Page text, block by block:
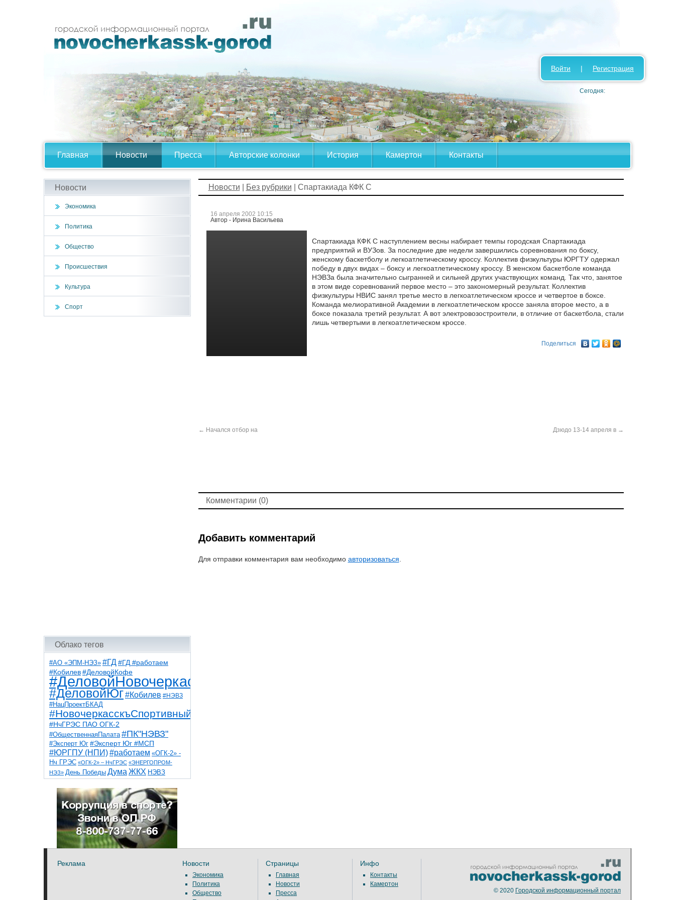
Главная Новости Пресса Авторские колонки История Камертон Контакты
Войти | Регистрация
Сегодня:
Новости
Экономика
Политика
Общество
Происшествия
Культура
Спорт
Облако тегов
#АО «ЭПМ-НЭЗ» #ГД #ГД #работаем
#Кобилев #ДеловойКофе
#ДеловойНовочеркасск
#ДеловойЮг#Кобилев #НЭВЗ
#НацПроектБКАД
#НовочеркасскъСпортивный
#НчГРЭС ПАО ОГК-2
#ОбщественнаяПалата #ПК"НЭВЗ"
#Эксперт Юг #Эксперт Юг #МСП
#ЮРГПУ (НПИ)#работаем «ОГК-2» -
Нч ГРЭС «ОГК-2» – НчГРЭС «ЭНЕРГОПРОМ-
НЭЗ» День Победы Дума ЖКХ НЭВЗ
НчГРЭС ТНТ
благоустройствоветераны выборы
детидороги казаки коррупция космос
общественная палата парк пожар роща
спорт театр транспорт художники
Новости Без рубрики | Спартакиада КФК С
16 апреля 2002 10:15
Автор - Ирина Васильева
Спартакиада КФК С наступлением весны набирает темпы городская Спартакиада
предприятий и ВУЗов. За последние две недели завершились соревнования по боксу,
женскому баскетболу и легкоатлетическомукроссу. Коллектив физкультуры ЮРГТУ одержал
победу в двух видах – боксу и легкоатлетическому кроссу. В женском баскетболе команда
НЭВЗа была значительно сыгранней и сильней других участвующих команд. Так что, занятое
в этом виде соревнований первое место – это закономерный результат. Коллектив
физкультуры НВИС занял третье место в легкоатлетическом кроссе и четвертое в боксе.
Команда мелиоративной Академии в легкоатлетическом кроссе заняла второе место, а в
боксе показала третий результат. А вот электровозостроители, в отличие от баскетбола, стали
лишь четвертыми в легкоатлетическом кроссе.
Поделиться
← Начался отбор на Дзюдо 13-14 апреля в →
Комментарии (0)
Добавить комментарий
Для отправки комментария вам необходимо авторизоваться
Реклама Новости
Экономика
Политика
Общество
Страницы
Главная
Новости
Пресса
Инфо
Контакты
Камертон
© 2020 Городской информационный портал